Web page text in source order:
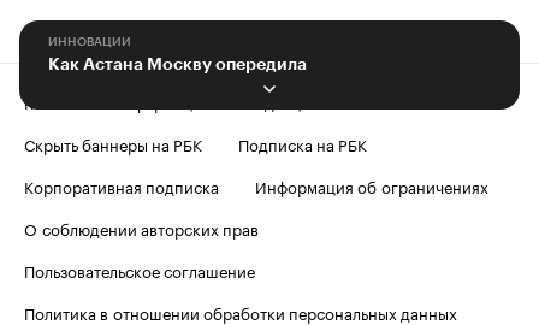
ИННОВАЦИИ
Как Астана Москву опередила
Контактная информация
Редакция
Скрыть баннеры на РБК
Подписка на РБК
Корпоративная подписка
Информация об ограничениях
О соблюдении авторских прав
Пользовательское соглашение
Политика в отношении обработки персональных данных